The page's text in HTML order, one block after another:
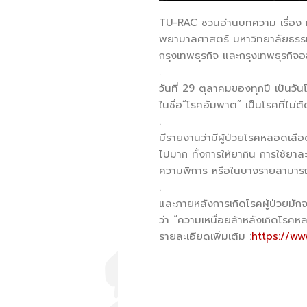
TU-RAC ชวนอ่านบทความ เรื่
พยาบาลศาสตร์ มหาวิทยาลัยธ
กรุงเทพธุรกิจ และกรุงเทพธุรกิจ
.
วันที่ 29 ตุลาคมของทุกปี เป็นวั
ในชื่อ“โรคอัมพาต” เป็นโรคที่ไ
.
มีรายงานว่ามีผู้ป่วยโรคหลอดเ
ไปมาก ทั้งการให้ยากิน การใช้ย
ความพิการ หรือในบางรายสามา
.
และภายหลังการเกิดโรคผู้ป่วยมั
ว่า “ความเหนื่อยล้าหลังเกิดโรค
รายละเอียดเพิ่มเติม :https://